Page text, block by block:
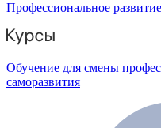
Профессиональное
Обучение для смены
саморазвития